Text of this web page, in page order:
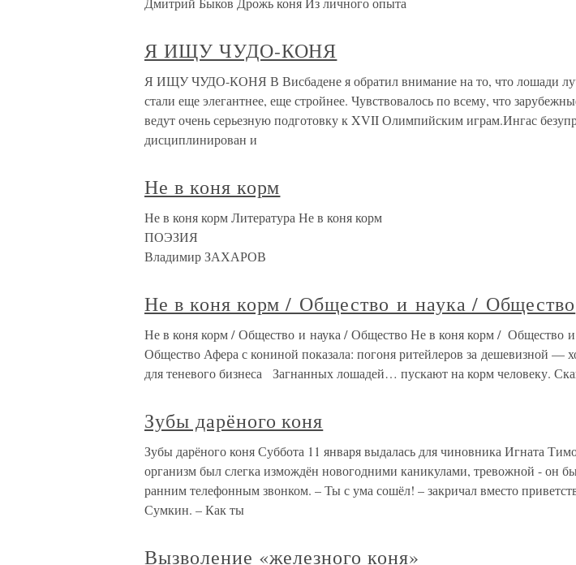
Я ИЩУ ЧУДО-КОНЯ
Я ИЩУ ЧУДО-КОНЯ В Висбадене я обратил внимание на то, что лошади
стали еще элегантнее, еще стройнее. Чувствовалось по всему, что
ведут очень серьезную подготовку к XVII Олимпийским играм.Ингас
дисциплинирован и
Не в коня корм
Не в коня корм Литература Не в коня корм
Владимир ЗАХАРОВ
Не в коня корм / Общество и наука / Общество
Не в коня корм / Общество и наука / Общество Не в коня корм / Общество
Общество Афера с кониной показала: погоня ритейлеров за дешевизной —
для теневого бизнеса Загнанных лошадей… пускают на корм человеку.
Зубы дарёного коня
Зубы дарёного коня Суббота 11 января выдалась для чиновника Игната
организм был слегка измождён новогодними каникулами, тревожной - он
ранним телефонным звонком. – Ты с ума сошёл! – закричал вместо
Сумкин. – Как ты
Вызволение «железного коня»